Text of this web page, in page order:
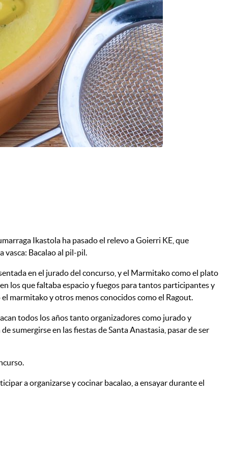
Ikastola ha pasado el relevo a Goierri KE, que
vasca: Bacalao al pil-pil.
en el jurado del concurso, y el Marmitako como el plato
los que faltaba espacio y fuegos para tantos participantes y
marmitako y otros menos conocidos como el Ragout.
todos los años tanto organizadores como jurado y
sumergirse en las fiestas de Santa Anastasia, pasar de ser
a organizarse y cocinar bacalao, a ensayar durante el